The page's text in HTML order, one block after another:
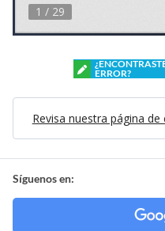
ERROR?
Revisa nuestra página de
Síguenos en: